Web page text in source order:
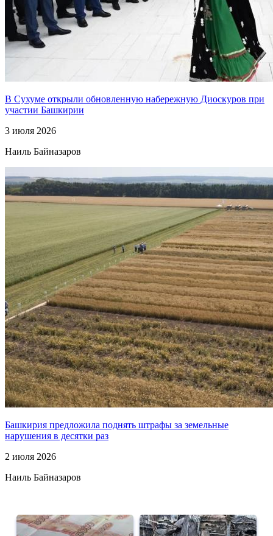
В Сухуме открыли обновленную набережную Диоскуров при
участии Башкирии
3 июля 2026
Наиль Байназаров
Башкирия предложила поднять штрафы за земельные
нарушения в десятки раз
2 июля 2026
Наиль Байназаров